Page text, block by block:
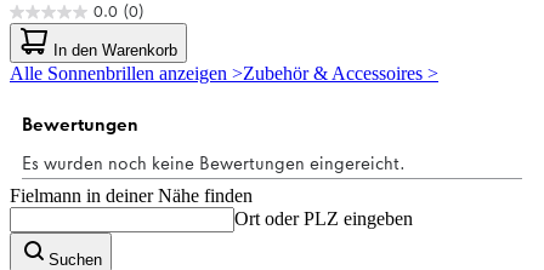
0.0 (0)
0.0
von
5
Sternen.
In den Warenkorb
Alle Sonnenbrillen anzeigen >Zubehör & Accessoires >
Fielmann in deiner Nähe finden
Ort oder PLZ eingeben
Suchen